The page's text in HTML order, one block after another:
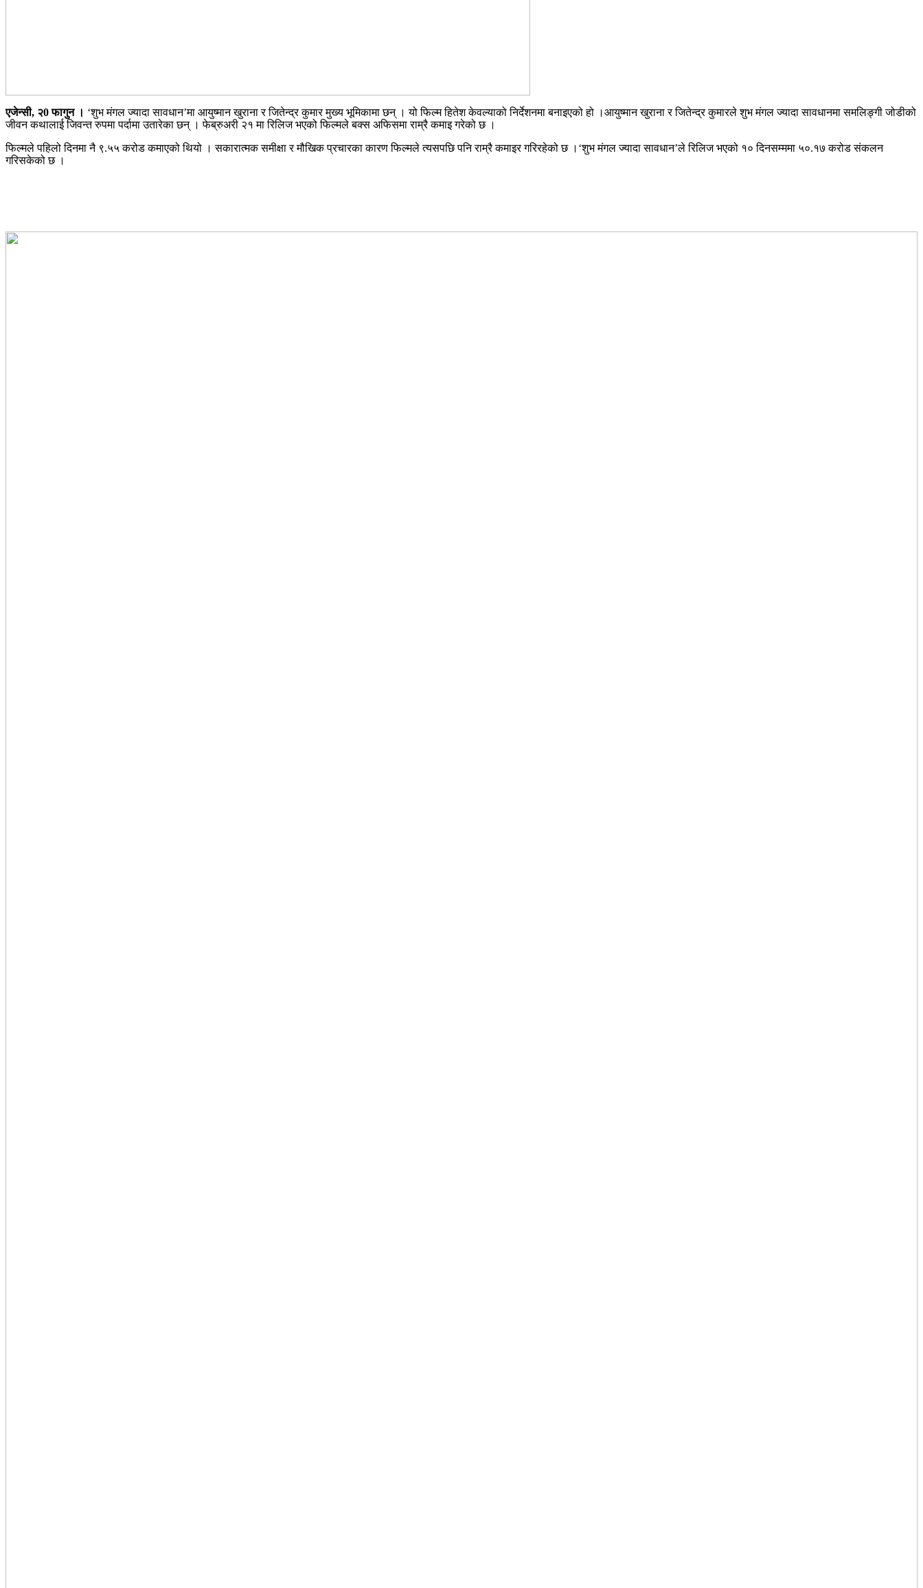
एजेन्सी, २0 फागुन । ‘शुभ मंगल ज्यादा सावधान’मा आयुष्मान खुराना र जितेन्द्र कुमार मुख्य भूमिकामा छन् । यो फिल्म हितेश केवल्याको निर्देशनमा बनाइएको हो ।आयुष्मान खुराना र जितेन्द्र कुमारले शुभ मंगल ज्यादा सावधानमा समलिङ्गी जोडीको
जीवन कथालाई जिवन्त रुपमा पर्दामा उतारेका छन् । फेब्रुअरी २१ मा रिलिज भएको फिल्मले बक्स अफिसमा राम्रै कमाइ गरेको छ ।
फिल्मले पहिलो दिनमा नै ९.५५ करोड कमाएको थियो । सकारात्मक समीक्षा र मौखिक प्रचारका कारण फिल्मले त्यसपछि पनि राम्रै कमाइर गरिरहेको छ ।‘शुभ मंगल ज्यादा सावधान’ले रिलिज भएको १० दिनसम्ममा ५०.१७ करोड संकलन
गरिसकेको छ ।